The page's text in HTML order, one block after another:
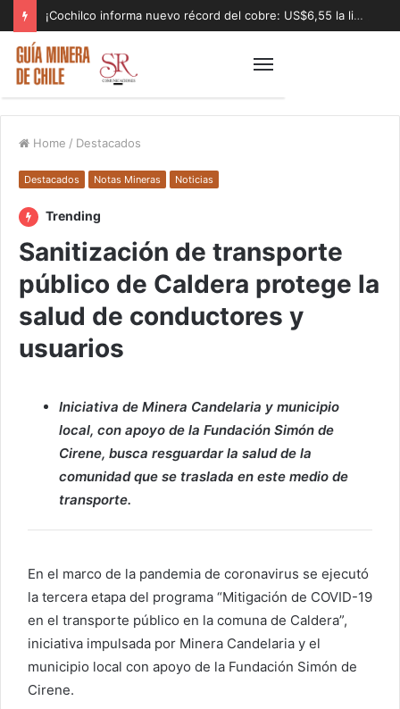
¡Cochilco informa nuevo récord del cobre: US$6,55 la libra!
Home / Destacados
Destacados Notas Mineras Noticias
Trending
Sanitización de transporte
público de Caldera protege la
salud de conductores y
usuarios
Iniciativa de Minera Candelaria y municipio
local, con apoyo de la Fundación Simón de
Cirene, busca resguardar la salud de la
comunidad que se traslada en este medio de
transporte.
En el marco de la pandemia de coronavirus se ejecutó
la tercera etapa del programa “Mitigación de COVID-19
en el transporte público en la comuna de Caldera”,
iniciativa impulsada por Minera Candelaria y el
municipio local con apoyo de la Fundación Simón de
Cirene.